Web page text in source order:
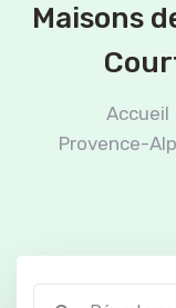
Maisons
Accueil
Provence-